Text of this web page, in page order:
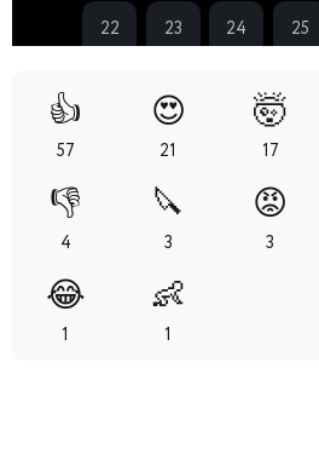
22 23 24 25
👍
57
😍
21
🤯
17
👎
4
🔪
3
😡
3
😂
1
👶
1